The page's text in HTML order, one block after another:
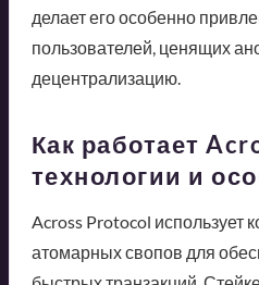
делает его особенно
пользователей, ценящих
децентрализацию.
Как работает
технологии и
Across Protocol использует
атомарных свопов для